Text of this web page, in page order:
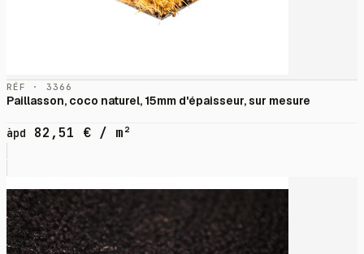
RÉF · 3366
Paillasson, coco naturel, 15mm d'épaisseur, sur mesure
àpd 82,51 € / m²